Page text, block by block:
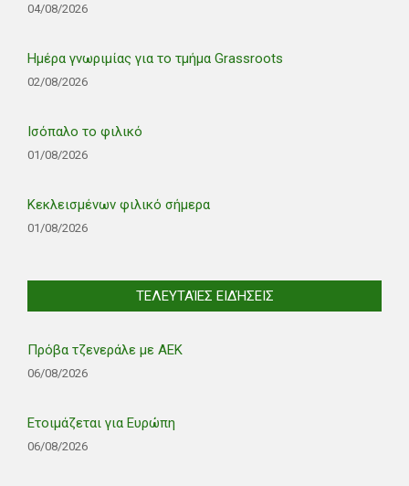
04/08/2026
Ημέρα γνωριμίας για το τμήμα Grassroots
02/08/2026
Ισόπαλο το φιλικό
01/08/2026
Κεκλεισμένων φιλικό σήμερα
01/08/2026
ΤΕΛΕΥΤΑΊΕΣ ΕΙΔΉΣΕΙΣ
Πρόβα τζενεράλε με ΑΕΚ
06/08/2026
Ετοιμάζεται για Ευρώπη
06/08/2026